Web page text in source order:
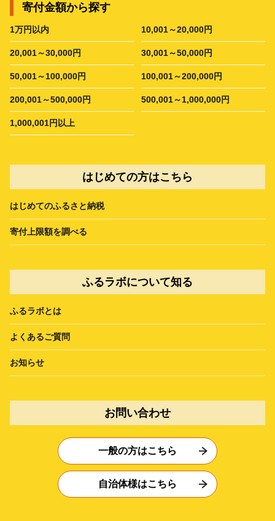
寄付金額から探す
1万円以内 10,001～20,000円
20,001～30,000円 30,001～50,000円
50,001～100,000円 100,001～200,000円
200,001～500,000円 500,001～1,000,000円
1,000,001円以上
はじめての方はこちら
はじめてのふるさと納税
寄付上限額を調べる
ふるラボについて知る
ふるラボとは
よくあるご質問
お知らせ
お問い合わせ
一般の方はこちら
自治体様はこちら